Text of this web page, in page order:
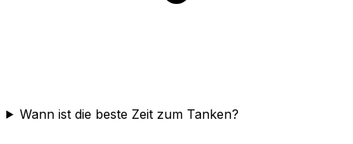
Wann ist die beste Zeit zum Tanken?